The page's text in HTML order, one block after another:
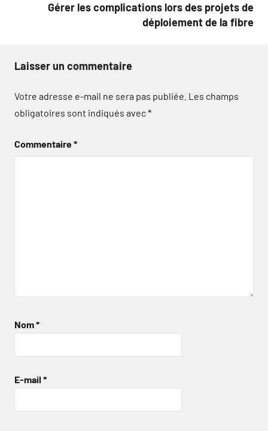
Gérer les complications lors des projets de
déploiement de la fibre
Laisser un commentaire
Votre adresse e-mail ne sera pas publiée. Les champs
obligatoires sont indiqués avec*
Commentaire*
Nom*
E-mail *